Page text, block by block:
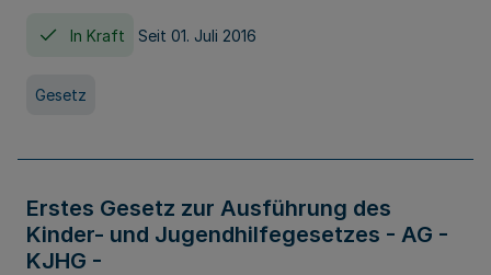
In Kraft Seit 01. Juli 2016
Gesetz
Erstes Gesetz zur Ausführung des
Kinder- und Jugendhilfegesetzes - AG -
KJHG -